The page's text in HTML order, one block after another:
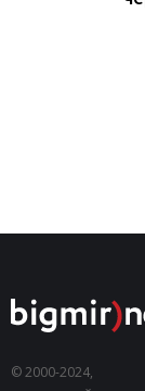
© 2000-2024,